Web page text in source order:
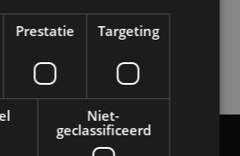
Hyundai Ioniq 6 rijdt tot 680
en wordt goedkoper
SUBSCRIBE
Prestatie Targeting
Niet-
geclassificeerd